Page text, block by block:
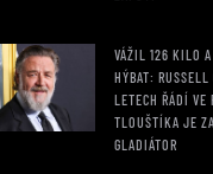
VÁŽIL 126 KILO A
HÝBAT: RUSSELL
LETECH ŘÁDÍ VE
TLOUŠTÍKA JE
GLADIÁTOR